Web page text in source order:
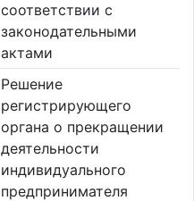
соответствии с
законодательными
актами
Решение
регистрирующего
органа о прекращении
деятельности
индивидуального
предпринимателя